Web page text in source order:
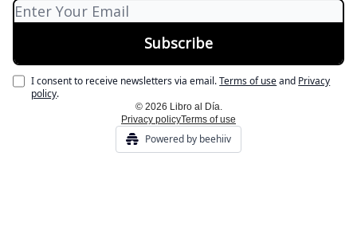
I consent to receive newsletters via email.Terms of useand Privacy
policy.
© 2026 Libro al Día.
Privacy policyTerms of use
Powered by beehiiv